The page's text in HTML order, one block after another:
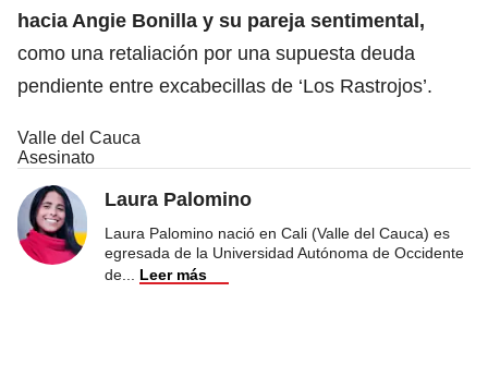
hacia Angie Bonilla y su pareja sentimental,
como una retaliación por una supuesta deuda
pendiente entre excabecillas de ‘Los Rastrojos’.
Valle del Cauca
Asesinato
Laura Palomino
Laura Palomino nació en Cali (Valle del Cauca) es
egresada de la Universidad Autónoma de Occidente
de
Leer más